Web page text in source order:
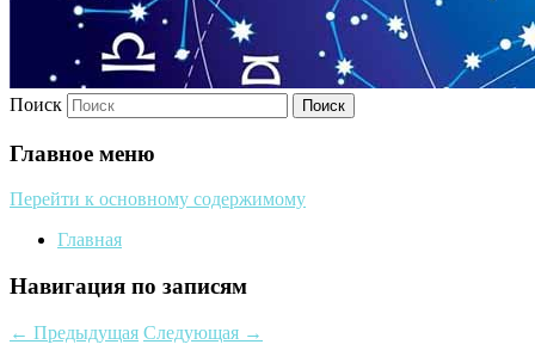
Поиск
Главное меню
Перейти к основному содержимому
Главная
Навигация по записям
← Предыдущая Следующая →